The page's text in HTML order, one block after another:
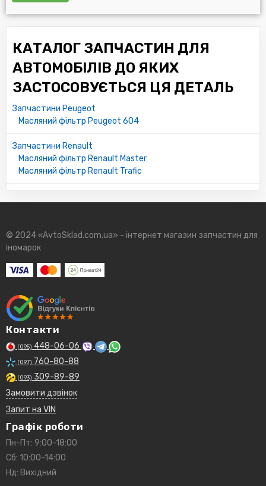
КАТАЛОГ ЗАПЧАСТИН ДЛЯ
АВТОМОБІЛІВ ДО ЯКИХ
ЗАСТОСОВУЄТЬСЯ ЦЯ ДЕТАЛЬ
Запчастини Peugeot
Масляний фільтр Peugeot 604
Запчастини Renault
Масляний фільтр Renault Master
Масляний фільтр Renault Trafic
© 2024 «AvtoSklad.com.ua» - інтернет магазин запчастин для
іномарок
Контакти
(095) 448-06-06
(097) 760-80-88
(093) 309-89-89
Замовити дзвінок
Запит на VIN
Графік роботи
Пн-Пт: 9:00-18:00
Сб: 10:00-14:00
Нд: Вихідний